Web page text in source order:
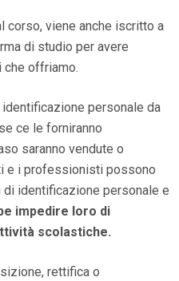
corso, viene anche iscritto a
di studio per avere
offriamo.
personale da
ce le forniranno
saranno vendute o
e i professionisti possono
identificazione personale e
impedire loro di
scolastiche.
rettifica o